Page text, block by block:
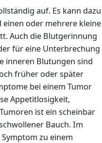
auf. Es kann dazu
einen oder mehrere kleine
Auch die Blutgerinnung
für eine Unterbrechung
inneren Blutungen sind
früher oder später
bei einem Tumor
Appetitlosigkeit,
ist ein scheinbar
Bauch. Im
zu einem